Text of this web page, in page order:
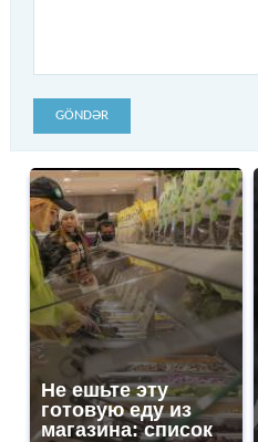
GÖNDƏR
Не ешьте эту
готовую еду из
магазина: список